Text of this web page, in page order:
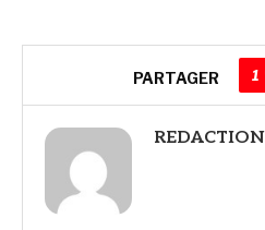
PARTAGER 1
REDACTION